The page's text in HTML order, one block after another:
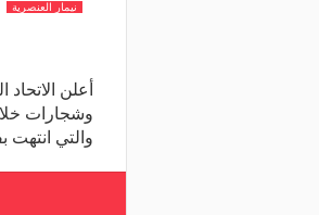
نيمار العنصرية
أعلن
وشجارات
والتي انتهت